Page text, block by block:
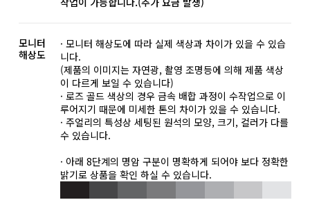
모니터
해상도
· 모니터 해상도에 따라 실제 색상과 차이가 있을 수 있습
니다.
(제품의 이미지는 자연광, 촬영 조명등에 의해 제품 색상
이 다르게 보일 수 있습니다)
· 로즈 골드 색상의 경우 금속 배합 과정이 수작업으로 이
루어지기 때문에 미세한 톤의 차이가 있을 수 있습니다.
· 주얼리의 특성상 세팅된 원석의 모양, 크기, 컬러가 다를
수 있습니다.
· 아래 8단계의 명암 구분이 명확하게 되어야 보다 정확한
밝기로 상품을 확인 하실 수 있습니다.